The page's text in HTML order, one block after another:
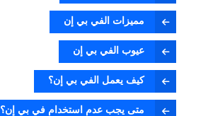
مميزات الفي بي إن
عيوب الفي بي إن
كيف يعمل الفي بي إن؟
متى يجب عدم استخدام في بي إن؟